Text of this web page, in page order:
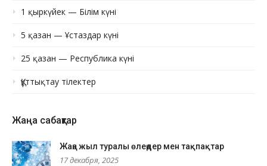
1 қыркүйек — Білім күні
5 қазан — Ұстаздар күні
25 қазан — Республика күні
Құттықтау тілектер
Жаңа сабақтар
Жаңа жыл туралы өлеңдер мен тақпақтар
17 декабря, 2025